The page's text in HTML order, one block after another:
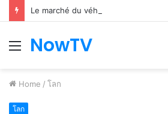
Le marché du véhicule d’occasion
Menu
NowTV
Home / โลก
โลก